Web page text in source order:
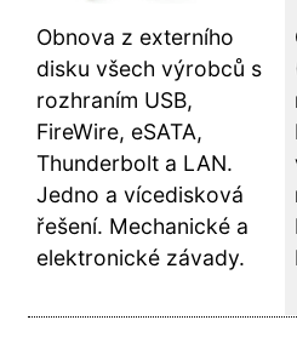
Obnova z externího
disku všech výrobců s
rozhraním USB,
FireWire, eSATA,
Thunderbolt a LAN.
Jedno a vícedisková
řešení. Mechanické a
elektronické závady.